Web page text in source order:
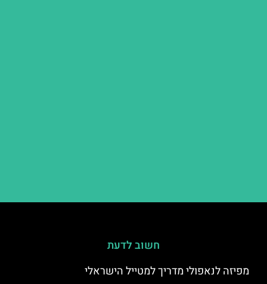
חשוב לדעת
מפיזה לנאפולי מדריך למטייל הישראלי